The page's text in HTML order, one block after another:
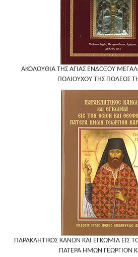
ΑΚΟΛΟΥΘΙΑ ΤΗΣ ΑΓΙΑΣ ΕΝΔΟΞΟΥ
ΠΟΛΙΟΥΧΟΥ ΤΗΣ ΠΟΛΕΩΣ
ΠΑΡΑΚΛΗΤΙΚΟΣ ΚΑΝΩΝ ΚΑΙ ΕΓΚΩΜΙΑ ΕΙΣ
ΠΑΤΕΡΑ ΗΜΩΝ ΓΕΩΡΓΙΟΝ